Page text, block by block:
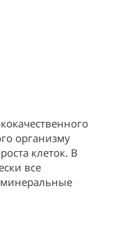
организму
клеток. В
все